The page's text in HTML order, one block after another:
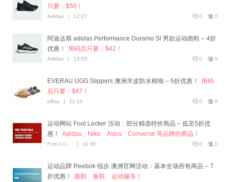
只要：$50！
0
0
Adidas | 12:27
阿迪达斯 adidas Performance Duramo Sl 男款运动跑鞋 – 4折
优惠！
用码后只要：$42！
0
0
Adidas | 13:55
EVERAU UGG Slippers 澳洲羊皮防水棉拖 – 5折优惠！
用码
后只要：$47！
0
0
eBay | 11:10
运动网站 Foot Locker 活动：部分精选特价商品 – 低至5折优
惠！
Adidas、Nike、Asics、Converse 等品牌的商品！
0
0
| 11:30
运动品牌 Reebok 锐步 澳洲官网活动：基本全场所有商品 – 7
折优惠！
跑鞋、板鞋、运动服等！